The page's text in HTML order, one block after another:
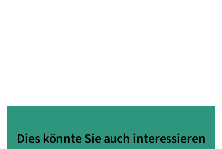
Dies könnte Sie auch interessieren